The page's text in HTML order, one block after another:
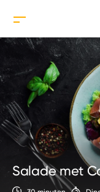
Salade met